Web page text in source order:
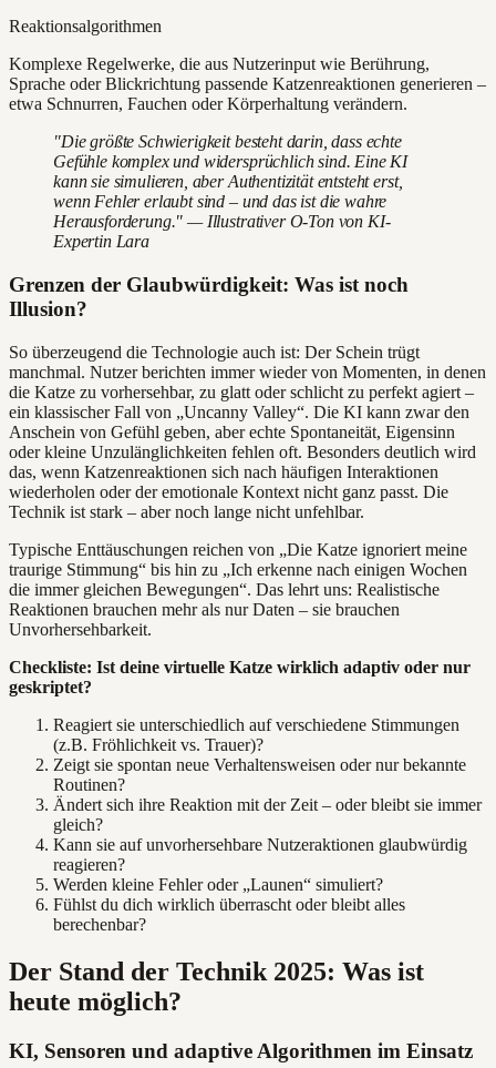
Reaktionsalgorithmen
Komplexe Regelwerke, die aus Nutzerinput wie Berührung,
Sprache oder Blickrichtung passende Katzenreaktionen generieren –
etwa Schnurren, Fauchen oder Körperhaltung verändern.
"Die größte Schwierigkeit besteht darin, dass echte
Gefühle komplex und widersprüchlich sind. Eine KI
kann sie simulieren, aber Authentizität entsteht erst,
wenn Fehler erlaubt sind – und das ist die wahre
Herausforderung." — Illustrativer O-Ton von KI-
Expertin Lara
Grenzen der Glaubwürdigkeit: Was ist noch
Illusion?
So überzeugend die Technologie auch ist: Der Schein trügt
manchmal. Nutzer berichten immer wieder von Momenten, in denen
die Katze zu vorhersehbar, zu glatt oder schlicht zu perfekt agiert –
ein klassischer Fall von „Uncanny Valley“. Die KI kann zwar den
Anschein von Gefühl geben, aber echte Spontaneität, Eigensinn
oder kleine Unzulänglichkeiten fehlen oft. Besonders deutlich wird
das, wenn Katzenreaktionen sich nach häufigen Interaktionen
wiederholen oder der emotionale Kontext nicht ganz passt. Die
Technik ist stark – aber noch lange nicht unfehlbar.
Typische Enttäuschungen reichen von „Die Katze ignoriert meine
traurige Stimmung“ bis hin zu „Ich erkenne nach einigen Wochen
die immer gleichen Bewegungen“. Das lehrt uns: Realistische
Reaktionen brauchen mehr als nur Daten – sie brauchen
Unvorhersehbarkeit.
Checkliste: Ist deine virtuelle Katze wirklich adaptiv oder nur
geskriptet?
Reagiert sie unterschiedlich auf verschiedene Stimmungen
(z.B. Fröhlichkeit vs. Trauer)?
Zeigt sie spontan neue Verhaltensweisen oder nur bekannte
Routinen?
Ändert sich ihre Reaktion mit der Zeit – oder bleibt sie immer
gleich?
Kann sie auf unvorhersehbare Nutzeraktionen glaubwürdig
reagieren?
Werden kleine Fehler oder „Launen“ simuliert?
Fühlst du dich wirklich überrascht oder bleibt alles
berechenbar?
Der Stand der Technik 2025: Was ist
heute möglich?
KI, Sensoren und adaptive Algorithmen im Einsatz